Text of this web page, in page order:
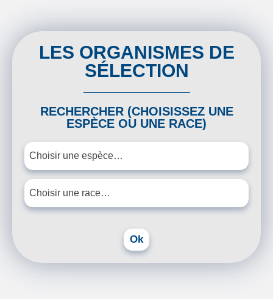
LES ORGANISMES DE
SÉLECTION
RECHERCHER (CHOISISSEZ UNE
ESPÈCE OU UNE RACE)
Choisir une espèce…
Choisir une race…
Ok